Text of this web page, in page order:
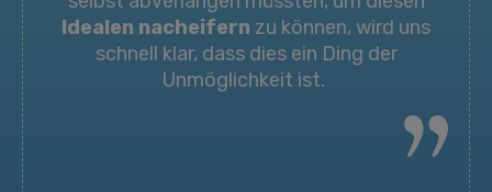
Idealen nacheifern zu können, wird uns
schnell klar, dass dies ein Ding der
Unmöglichkeit ist.